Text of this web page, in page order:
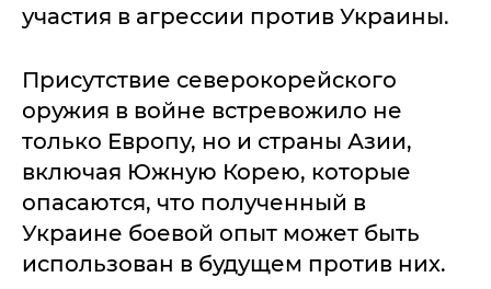
участия в агрессии против Украины.
Присутствие северокорейского
оружия в войне встревожило не
только Европу, но и страны Азии,
включая Южную Корею, которые
опасаются, что полученный в
Украине боевой опыт может быть
использован в будущем против них.